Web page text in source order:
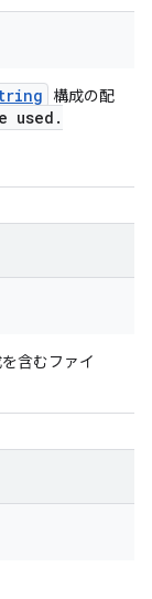
構成の配
used .
含むファイ